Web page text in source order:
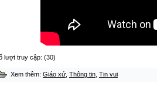
lượt truy cập: (30)
Xem thêm: Giáo xứ Thông tin Tin vui